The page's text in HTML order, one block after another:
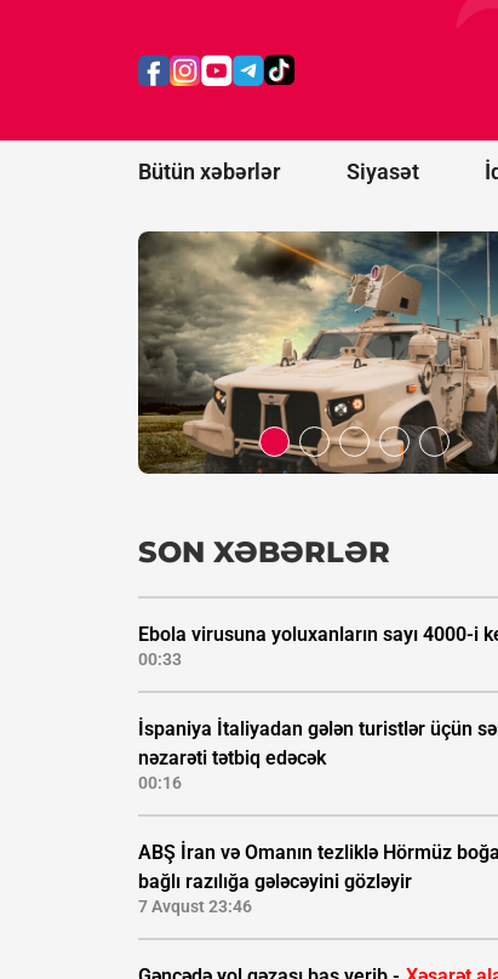
Bütün xəbərlər Siyasət
lazer
alacaq
SON XƏBƏRLƏR
Ebola virusuna yoluxanların sayı 4000-i
00:33
İspaniya İtaliyadan gələn turistlər üçün
nəzarəti tətbiq edəcək
00:16
ABŞ İran və Omanın tezliklə Hörmüz
bağlı razılığa gələcəyini gözləyir
7 Avqust 23:46